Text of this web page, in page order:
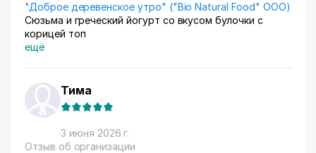
"Доброе деревенское утро" ("Bio Natural Food" ООО)
Сюзьма и греческий йогурт со вкусом булочки с
корицей топ
ещё
Тима
3 июня 2026 г.
Отзыв об организации